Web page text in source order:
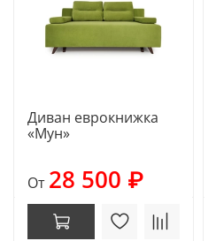
Диван еврокнижка
«Мун»
От 28 500 ₽